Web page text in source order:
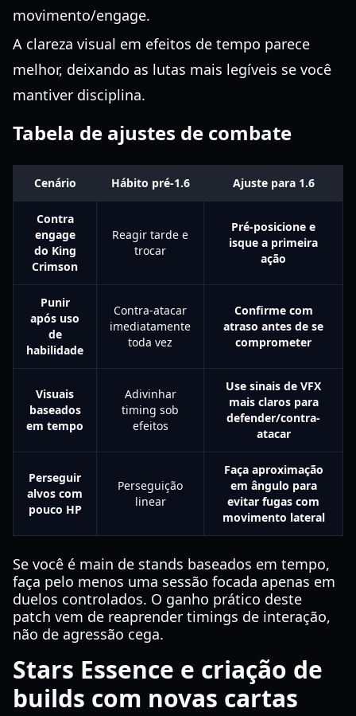
movimento/engage.
A clareza visual em efeitos de tempo parece
melhor, deixando as lutas mais legíveis se você
mantiver disciplina.
Tabela de ajustes de combate
Cenário Hábito pré-1.6 Ajuste para 1.6
Contra
engage
do King
Crimson
Reagir tarde e
trocar
Pré-posicione e
isque a primeira
ação
Punir
após uso
de
habilidade
Contra-atacar
imediatamente
toda vez
Confirme com
atraso antes de se
comprometer
Visuais
baseados
em tempo
Adivinhar
timing sob
efeitos
Use sinais de VFX
mais claros para
defender/contra-
atacar
Perseguir
alvos com
pouco HP
Perseguição
linear
Faça aproximação
em ângulo para
evitar fugas com
movimento lateral
Se você é main de stands baseados em tempo,
faça pelo menos uma sessão focada apenas em
duelos controlados. O ganho prático deste
patch vem de reaprender timings de interação,
não de agressão cega.
Stars Essence e criação de
builds com novas cartas